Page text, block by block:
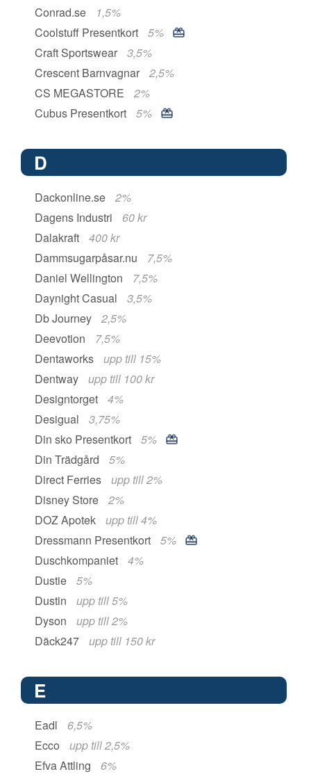
Conrad.se
1,5%
Coolstuff Presentkort
5%
Craft Sportswear
3,5%
Crescent Barnvagnar
2,5%
CS MEGASTORE
2%
Cubus Presentkort
5%
D
Dackonline.se
2%
Dagens Industri
60 kr
Dalakraft
400 kr
Dammsugarpåsar.nu
7,5%
Daniel Wellington
7,5%
Daynight Casual
3,5%
Db Journey
2,5%
Deevotion
7,5%
Dentaworks
upp till 15%
Dentway
upp till 100 kr
Designtorget
4%
Desigual
3,75%
Din sko Presentkort
5%
Din Trädgård
5%
Direct Ferries
upp till 2%
Disney Store
2%
DOZ Apotek
upp till 4%
Dressmann Presentkort
5%
Duschkompaniet
4%
Dustie
5%
Dustin
upp till 5%
Dyson
upp till 2%
Däck247
upp till 150 kr
E
Eadl
6,5%
Ecco
upp till 2,5%
Efva Attling
6%